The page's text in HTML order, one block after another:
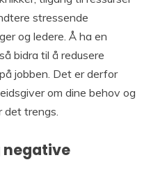
stressende
og ledere. Å ha en
bidra til å redusere
jobben. Det er derfor
om dine behov og
det trengs.
negative